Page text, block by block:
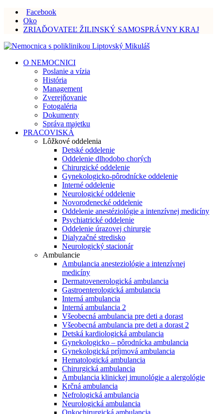
Facebook
Oko
ZRIAĎOVATEĽ ŽILINSKÝ SAMOSPRÁVNY KRAJ
O NEMOCNICI
Poslanie a vízia
História
Management
Zverejňovanie
Fotogaléria
Dokumenty
Správa majetku
PRACOVISKÁ
Lôžkové oddelenia
Detské oddelenie
Oddelenie dlhodobo chorých
Chirurgické oddelenie
Gynekologicko-pôrodnícke oddelenie
Interné oddelenie
Neurologické oddelenie
Novorodenecké oddelenie
Oddelenie anestéziológie a intenzívnej medicíny
Psychiatrické oddelenie
Oddelenie úrazovej chirurgie
Dialyzačné stredisko
Neurologický stacionár
Ambulancie
Ambulancia anesteziológie a intenzívnej
medicíny
Dermatovenerologická ambulancia
Gastroenterologická ambulancia
Interná ambulancia
Interná ambulancia 2
Všeobecná ambulancia pre deti a dorast
Všeobecná ambulancia pre deti a dorast 2
Detská kardiologická ambulancia
Gynekologicko – pôrodnícka ambulancia
Gynekologická príjmová ambulancia
Hematologická ambulancia
Chirurgická ambulancia
Ambulancia klinickej imunológie a alergológie
Krčná ambulancia
Nefrologická ambulancia
Neurologická ambulancia
Onkochirurgická ambulancia